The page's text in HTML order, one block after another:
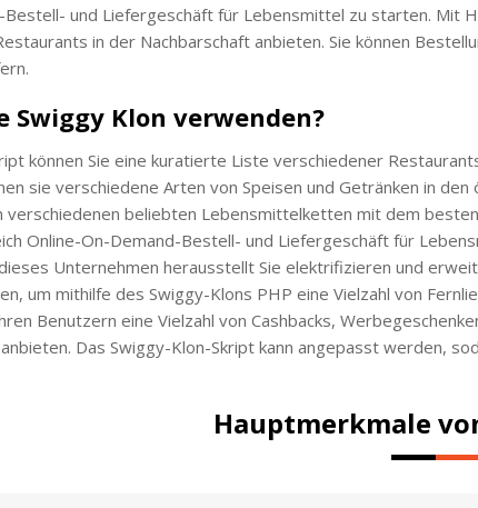
und Liefergeschäft für Lebensmittel zu starten. Mit
in der Nachbarschaft anbieten. Sie können
Swiggy Klon verwenden?
können Sie eine kuratierte Liste verschiedener
sie verschiedene Arten von Speisen und Getränken in
verschiedenen beliebten Lebensmittelketten mit dem
Online-On-Demand-Bestell- und Liefergeschäft für
Unternehmen herausstellt Sie elektrifizieren und
um mithilfe des Swiggy-Klons PHP eine Vielzahl von
Benutzern eine Vielzahl von Cashbacks,
Das Swiggy-Klon-Skript kann angepasst werden,
Hauptmerkmale